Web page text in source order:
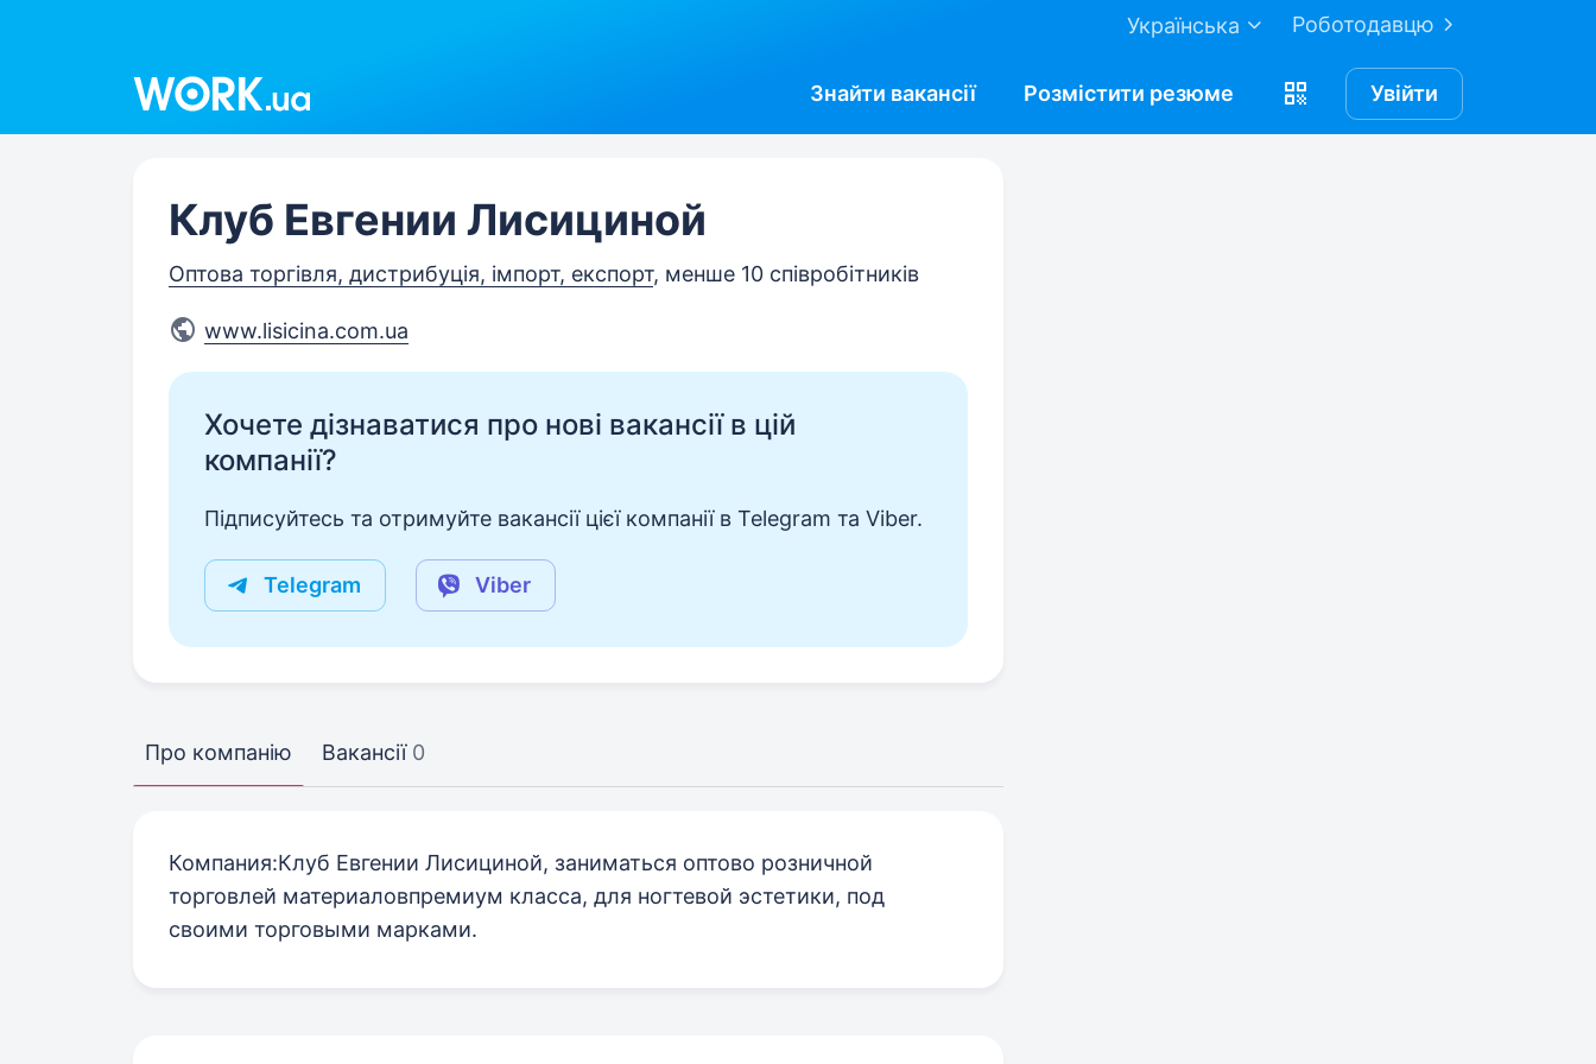
Роботодавцю
Українська
Знайти вакансії Розмістити резюме Увійти
Клуб Евгении Лисициной
Оптова торгівля, дистрибуція, імпорт, експорт, менше 10 співробітників
www.lisicina.com.ua
Хочете дізнаватися про нові вакансії в цій
компанії?
Підписуйтесь та отримуйте вакансії цієї компанії в Telegram та Viber.
Telegram Viber
Про компанію Вакансії 0
Компания:Клуб Евгении Лисициной, заниматься оптово розничной
торговлей материаловпремиум класса, для ногтевой эстетики, под
своими торговыми марками.